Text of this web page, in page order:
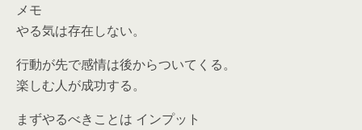
メモ
やる気は存在しない。
行動が先で感情は後からついてくる。
楽しむ人が成功する。
まずやるべきことは インプット